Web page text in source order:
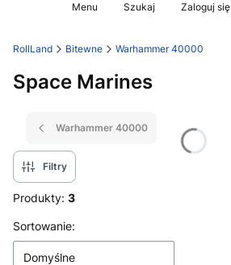
Menu Szukaj Zaloguj się
RollLand Bitewne Warhammer 40000
Space Marines
Warhammer 40000
Filtry
Produkty: 3
Lista produktów
Sortowanie:
Domyślne